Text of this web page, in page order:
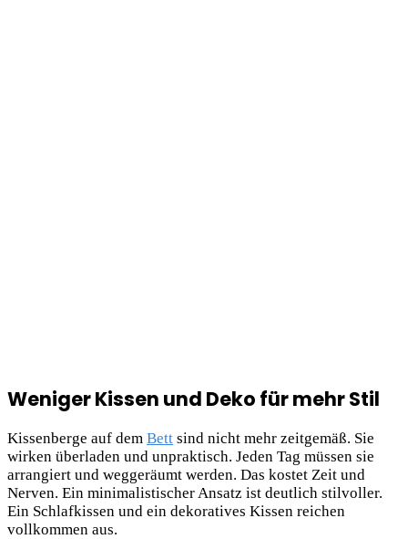
Weniger Kissen und Deko für mehr Stil
Kissenberge auf dem Bett sind nicht mehr zeitgemäß. Sie
wirken überladen und unpraktisch. Jeden Tag müssen sie
arrangiert und weggeräumt werden. Das kostet Zeit und
Nerven. Ein minimalistischer Ansatz ist deutlich stilvoller.
Ein Schlafkissen und ein dekoratives Kissen reichen
vollkommen aus.